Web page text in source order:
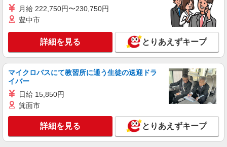
派遣社員
株式会社日本パーソナルビジネス 首都圏支社（T11_149）
≪携帯販売｜家電量販店のauコーナー≫
時給1620円 ◆交通費支給（規定有）◆直雇用
へ切替後：月給259,200円＋交通費
茨城県守谷市松ケ丘
キープ 詳細を見る
株式会社日本パーソナルビジネス 首都圏支社（T11_404）
≪携帯販売｜家電量販店のソフトバンクコーナ
月給 222,750円〜230,750円
豊中市
詳細を見る とりあえずキープ
マイクロバスにて教習所に通う生徒の送迎ドラ
イバー
日給 15,850円
箕面市
詳細を見る とりあえずキープ